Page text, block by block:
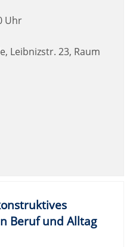
Uhr
Leibnizstr. 23, Raum
Beruf und Alltag